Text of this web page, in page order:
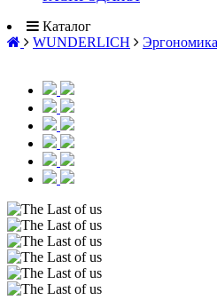
Каталог
WUNDERLICH